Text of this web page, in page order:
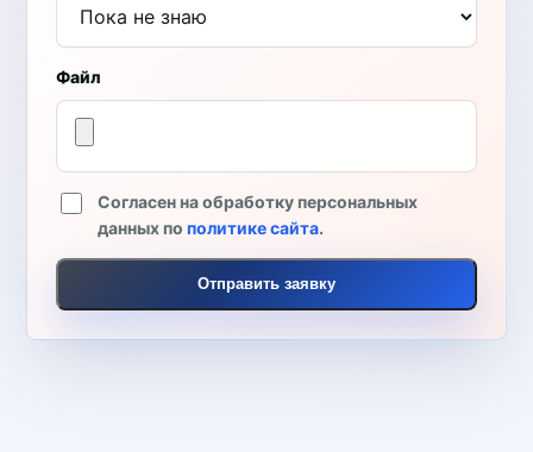
Файл
Согласен на обработку персональных
данных пополитике сайта.
Отправить заявку